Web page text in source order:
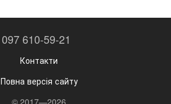
097 610-59-21
Контакти
Повна версія сайту